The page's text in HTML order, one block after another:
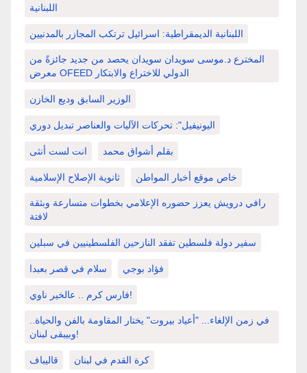
اللبنانية
اللبنانية الديمقراطية: اسرائيل ترتكب المجازر بالمدنيين
المخترع د.موسى سويدان سويدان يحصد من جديد جائزةً من
معرض OFEED الدولي للاختراع والابتكار
الوزير السابق وديع الخازن
اليونيفيل": تحركات الآليات والعناصر تبديل دوري
انت لست أنثى بقلم أشواق محمد
ثانوية الإصلاح الإسلامية خاص موقع أخبار المواطن
رافي درويش يعزز حضوره الإعلامي بخطوات متسارعة وبثقة
لافتة
سفير دولة فلسطين تفقد النازحين الفلسطينيين في سبلين
سلام في قصر بعبدا فؤاد بوجي
فارس كرم .. عالخير ناوي!
في زمن الإلغاء... "أعياد بيروت" يختار المقاومة بالفن والحياة..
وبيبقى لبنان!
قاليباف كرة القدم في لبنان